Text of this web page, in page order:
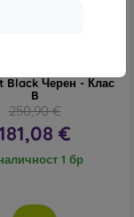
Black Черен - Клас
B
250,90 €
€
1 бр